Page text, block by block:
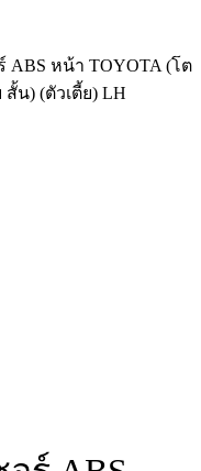
ABS หน้า TOYOTA (โต
สั้น) (ตัวเตี้ย) LH